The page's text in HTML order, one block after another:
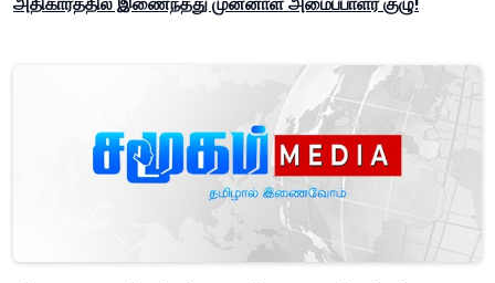
அதிகாரத்தில் இணைந்தது முன்னாள் அமைப்பாளர் குழு!